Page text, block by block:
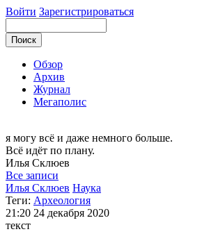
Войти Зарегистрироваться
Обзор
Архив
Журнал
Мегаполис
я могу всё и даже немного больше.
Всё идёт по плану.
Илья Склюев
Все записи
Илья Склюев Наука
Теги: Археология
21:20 24 декабря 2020
текст